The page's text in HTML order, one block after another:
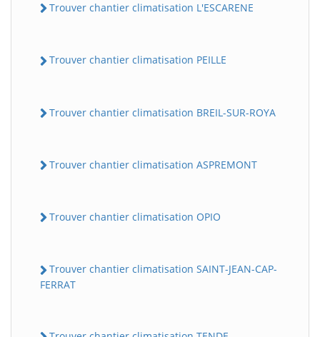
Trouver chantier climatisation L'ESCARENE
Trouver chantier climatisation PEILLE
Trouver chantier climatisation BREIL-SUR-ROYA
Trouver chantier climatisation ASPREMONT
Trouver chantier climatisation OPIO
Trouver chantier climatisation SAINT-JEAN-CAP-
FERRAT